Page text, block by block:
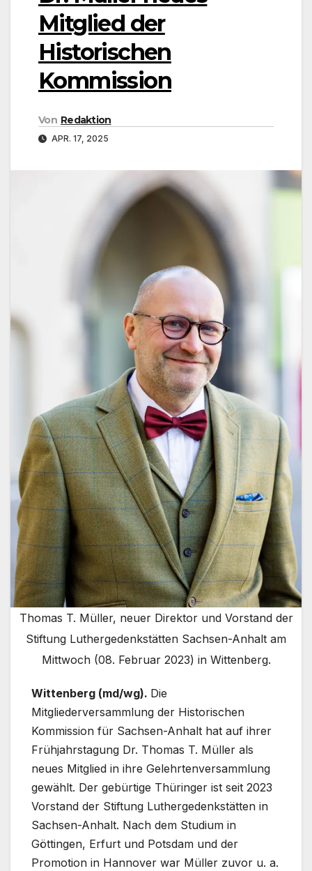
Mitglied der
Historischen
Kommission
Von Redaktion
APR. 17, 2025
Thomas T. Müller, neuer Direktor und Vorstand der
Stiftung Luthergedenkstätten Sachsen-Anhalt am
Mittwoch (08. Februar 2023) in Wittenberg.
Wittenberg (md/wg). Die
Mitgliederversammlung der Historischen
Kommission für Sachsen-Anhalt hat auf ihrer
Frühjahrstagung Dr. Thomas T. Müller als
neues Mitglied in ihre Gelehrtenversammlung
gewählt. Der gebürtige Thüringer ist seit 2023
Vorstand der Stiftung Luthergedenkstätten in
Sachsen-Anhalt. Nach dem Studium in
Göttingen, Erfurt und Potsdam und der
Promotion in Hannover war Müller zuvor u. a.